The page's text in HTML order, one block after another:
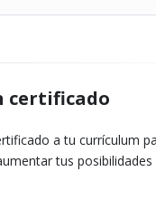
certificado
a tu currículum
tus